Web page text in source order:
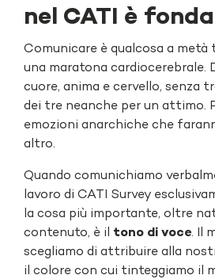
nel CATI è
Comunicare è qualcosa a metà
una maratona cardiocerebrale.
cuore, anima e cervello, senza
dei tre neanche per un attimo.
emozioni anarchiche che
altro.
Quando comunichiamo
lavoro di CATI Survey
la cosa più importante, oltre
contenuto, è il tono di voce. Il
scegliamo di attribuire alla
il colore con cui tinteggiamo il